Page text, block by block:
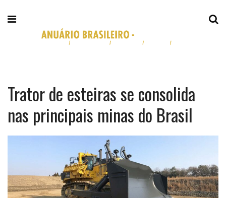
Trator de esteiras se consolida
nas principais minas do Brasil